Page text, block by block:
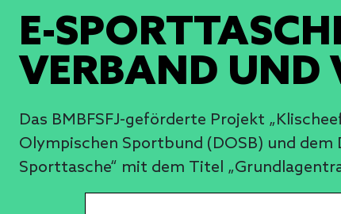
E-
VERBAND UND
Das BMBFSFJ-geförderte Projekt
Olympischen Sportbund (DOSB) und dem
Sporttasche“ mit dem Titel